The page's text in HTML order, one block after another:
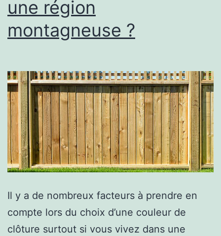
une région
montagneuse ?
Il y a de nombreux facteurs à prendre en
compte lors du choix d’une couleur de
clôture surtout si vous vivez dans une